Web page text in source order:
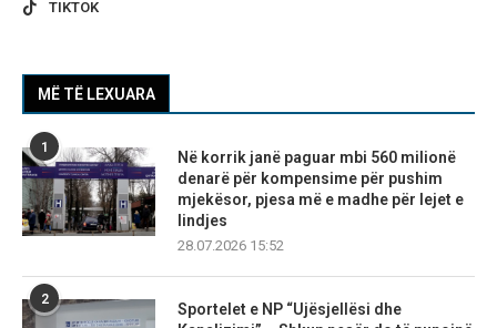
TIKTOK
MË TË LEXUARA
1
Në korrik janë paguar mbi 560 milionë
denarë për kompensime për pushim
mjekësor, pjesa më e madhe për lejet e
lindjes
28.07.2026 15:52
2
Sportelet e NP “Ujësjellësi dhe